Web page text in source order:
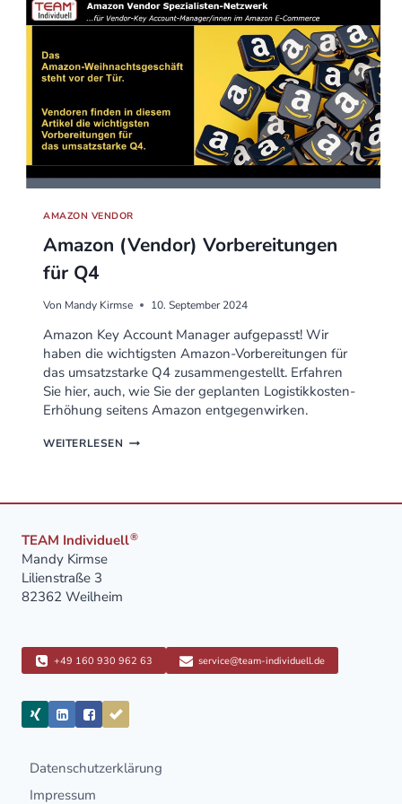
AMAZON VENDOR
Amazon (Vendor) Vorbereitungen
für Q4
Von Mandy Kirmse 10. September 2024
Amazon Key Account Manager aufgepasst! Wir
haben die wichtigsten Amazon-Vorbereitungen für
das umsatzstarke Q4 zusammengestellt. Erfahren
Sie hier, auch, wie Sie der geplanten Logistikkosten-
Erhöhung seitens Amazon entgegenwirken.
WEITERLESEN AMAZON
TEAM Individuell®
Mandy Kirmse
Lilienstraße 3
82362 Weilheim
+49 160 930 962 63 service@team-individuell.de
Datenschutzerklärung
Impressum